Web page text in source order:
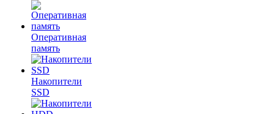
Оперативная
память
Накопители
SSD